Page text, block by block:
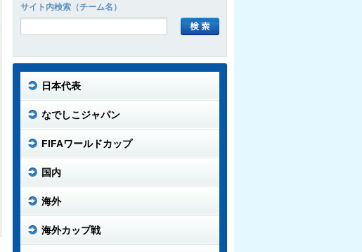
サイト内検索（チーム名）
日本代表
なでしこジャパン
FIFAワールドカップ
国内
海外
海外カップ戦